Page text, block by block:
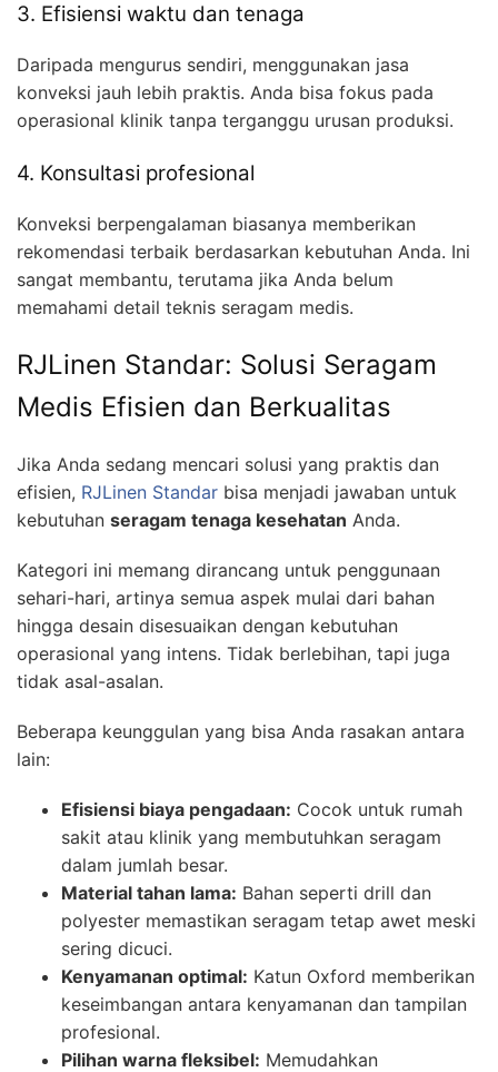
3. Efisiensi waktu dan tenaga
Daripada mengurus sendiri, menggunakan jasa
konveksi jauh lebih praktis. Anda bisa fokus pada
operasional klinik tanpa terganggu urusan produksi.
4. Konsultasi profesional
Konveksi berpengalaman biasanya memberikan
rekomendasi terbaik berdasarkan kebutuhan Anda. Ini
sangat membantu, terutama jika Anda belum
memahami detail teknis seragam medis.
RJLinen Standar: Solusi Seragam
Medis Efisien dan Berkualitas
Jika Anda sedang mencari solusi yang praktis dan
efisien, RJLinen Standar bisa menjadi jawaban untuk
kebutuhan seragam tenaga kesehatan Anda.
Kategori ini memang dirancang untuk penggunaan
sehari-hari, artinya semua aspek mulai dari bahan
hingga desain disesuaikan dengan kebutuhan
operasional yang intens. Tidak berlebihan, tapi juga
tidak asal-asalan.
Beberapa keunggulan yang bisa Anda rasakan antara
lain:
Efisiensi biaya pengadaan: Cocok untuk rumah
sakit atau klinik yang membutuhkan seragam
dalam jumlah besar.
Material tahan lama: Bahan seperti drill dan
polyester memastikan seragam tetap awet meski
sering dicuci.
Kenyamanan optimal: Katun Oxford memberikan
keseimbangan antara kenyamanan dan tampilan
profesional.
Pilihan warna fleksibel: Memudahkan